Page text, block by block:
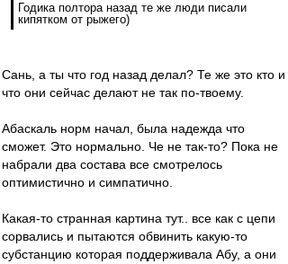
Годика полтора назад те же люди писали
кипятком от рыжего)
Сань, а ты что год назад делал? Те же это кто и
что они сейчас делают не так по-твоему.
Абаскаль норм начал, была надежда что
сможет. Это нормально. Че не так-то? Пока не
набрали два состава все смотрелось
оптимистично и симпатично.
Какая-то странная картина тут.. все как с цепи
сорвались и пытаются обвинить какую-то
субстанцию которая поддерживала Абу, а они